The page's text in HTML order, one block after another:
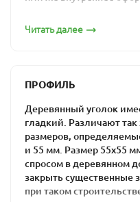
финишной отделки
наружную часть здания,
но и защищают углы и
повреждений.
изделий
Деревянный уголок
Читать далее
ПРОФИЛЬ
Деревянный уголок
гладкий. Различают
размеров,
и 55 мм. Размер 55х55
спросом в деревянном
закрыть существенные
при таком